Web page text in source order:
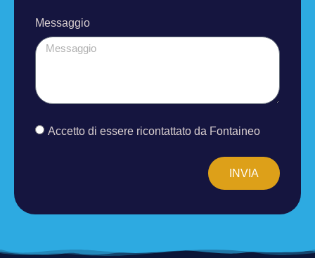
Messaggio
Accetto di essere ricontattato da Fontaineo
INVIA